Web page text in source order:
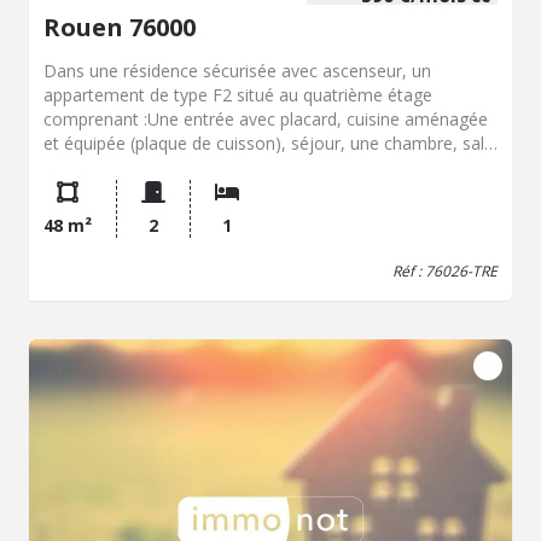
Rouen 76000
Dans une résidence sécurisée avec ascenseur, un
appartement de type F2 situé au quatrième étage
comprenant :Une entrée avec placard, cuisine aménagée
et équipée (plaque de cuisson), séjour, une chambre, salle
des commerces (centre commercial Saint Sever) et des
transports métro/bus. L'arrêt de métro Saint Sever est
juste à 1min à pied. Disponible au 1er septembre. Loyer
550,00€ / mois + Charges 40,00€ (eau froide, charges
d'entrée 72,.33€ Pour toutes visites, veuillez contacter
l'office Notarial des Essarts au 02.79.37.06.48 Les
informations sur les risques auxquels ce bien est exposé
sont disponibles sur le site Géorisques : www. georisques.
48 m² 2 1
Réf : 76026-TRE